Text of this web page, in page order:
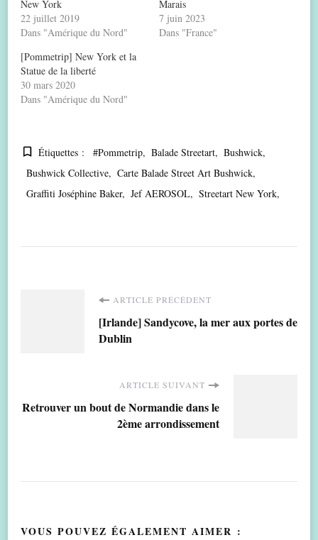
New York
22 juillet 2019
Dans "Amérique du Nord"
Marais
7 juin 2023
Dans "France"
[Pommetrip] New York et la
Statue de la liberté
30 mars 2020
Dans "Amérique du Nord"
Étiquettes : #Pommetrip Balade Streetart
Bushwick
Bushwick Collective
Carte Balade Street Art Bushwick
Graffiti Joséphine Baker
Jef AEROSOL Streetart New York
Navigation
d'article
ARTICLE PRÉCÉDENT
[Irlande] Sandycove, la mer aux portes de
Dublin
ARTICLE SUIVANT
Retrouver un bout de Normandie dans le
2ème arrondissement
VOUS POUVEZ ÉGALEMENT AIMER :